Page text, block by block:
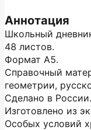
Аннотация
Школьный
48 листов.
Формат А5.
Справочный
геометрии,
Сделано в России.
Изготовлено из
Особых условий